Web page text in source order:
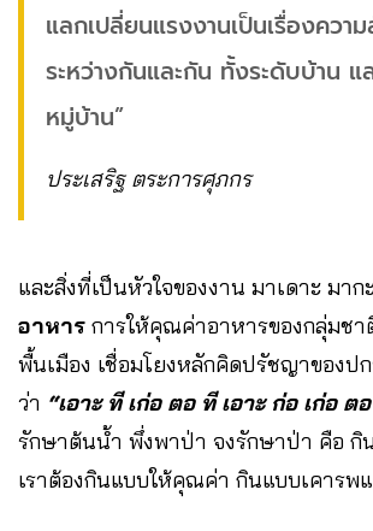
แลกเปลี่ยนแรงงานเป็นเรื่องควา
ระหว่างกันและกัน ทั้งระดับบ้าน แ
หมู่บ้าน”
ประเสริฐ ตระการศุภกร
และสิ่งที่เป็นหัวใจของงาน มาเดาะ มาก
อาหาร การให้คุณค่าอาหารของกลุ่มช
พื้นเมือง เชื่อมโยงหลักคิดปรัชญาของป
ว่า “เอาะ ที เก่อ ตอ ที เอาะ ก่อ เก่อ ต
รักษาต้นน้ำ พึ่งพาป่า จงรักษาป่า คือ กิ
เราต้องกินแบบให้คุณค่า กินแบบเคารพ